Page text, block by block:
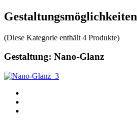
Gestaltungsmöglichkeiten
(Diese Kategorie enthält 4 Produkte)
Gestaltung: Nano-Glanz